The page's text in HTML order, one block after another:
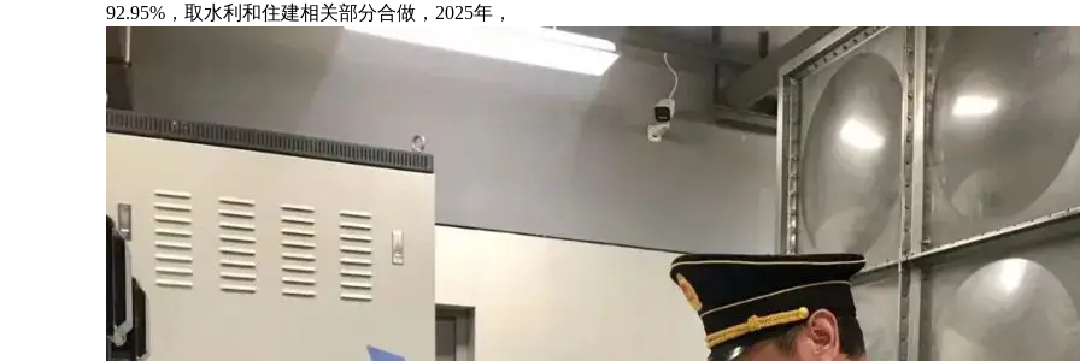
92.95%，取水利和住建相关部分合做，2025年，